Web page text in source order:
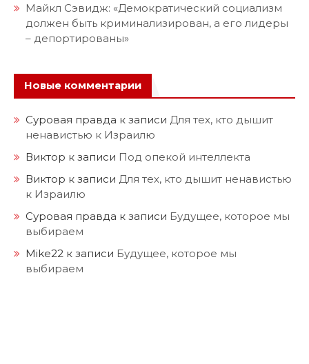
Майкл Сэвидж: «Демократический социализм
должен быть криминализирован, а его лидеры
– депортированы»
Новые комментарии
Суровая правда к записи Для тех, кто дышит
ненавистью к Израилю
Виктор к записи Под опекой интеллекта
Виктор к записи Для тех, кто дышит ненавистью
к Израилю
Суровая правда к записи Будущее, которое мы
выбираем
Mike22 к записи Будущее, которое мы
выбираем